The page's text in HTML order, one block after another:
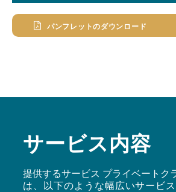
パンフレットのダウンロード
サービス内容
提供するサービス プライベートク
は、以下のような幅広いサービ